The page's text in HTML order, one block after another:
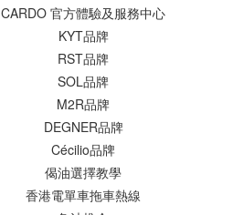
CARDO 官方體驗及服務中心
KYT品牌
RST品牌
SOL品牌
M2R品牌
DEGNER品牌
Cécilio品牌
偈油選擇教學
香港電單車拖車熱線